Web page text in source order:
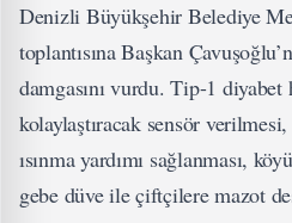
Denizli Büyükşehir Belediye
toplantısına Başkan
damgasını vurdu. Tip-1 diyabet
kolaylaştıracak sensör
ısınma yardımı sağlanması,
gebe düve ile çiftçilere mazot